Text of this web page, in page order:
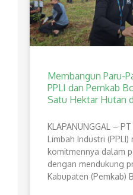
Membangun Paru-
PPLI dan Pemkab
Satu Hektar Hutan
​KLAPANUNGGAL –
Limbah Industri
komitmennya dalam
dengan mendukung
Kabupaten (Pemkab)